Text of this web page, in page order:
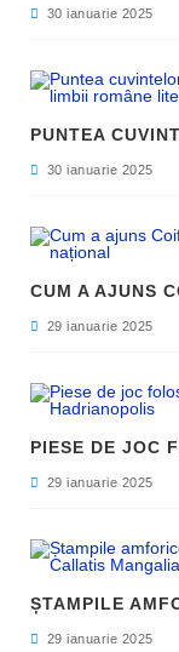
30 ianuarie 2025
30 ianuarie 2025
29 ianuarie 2025
29 ianuarie 2025
29 ianuarie 2025